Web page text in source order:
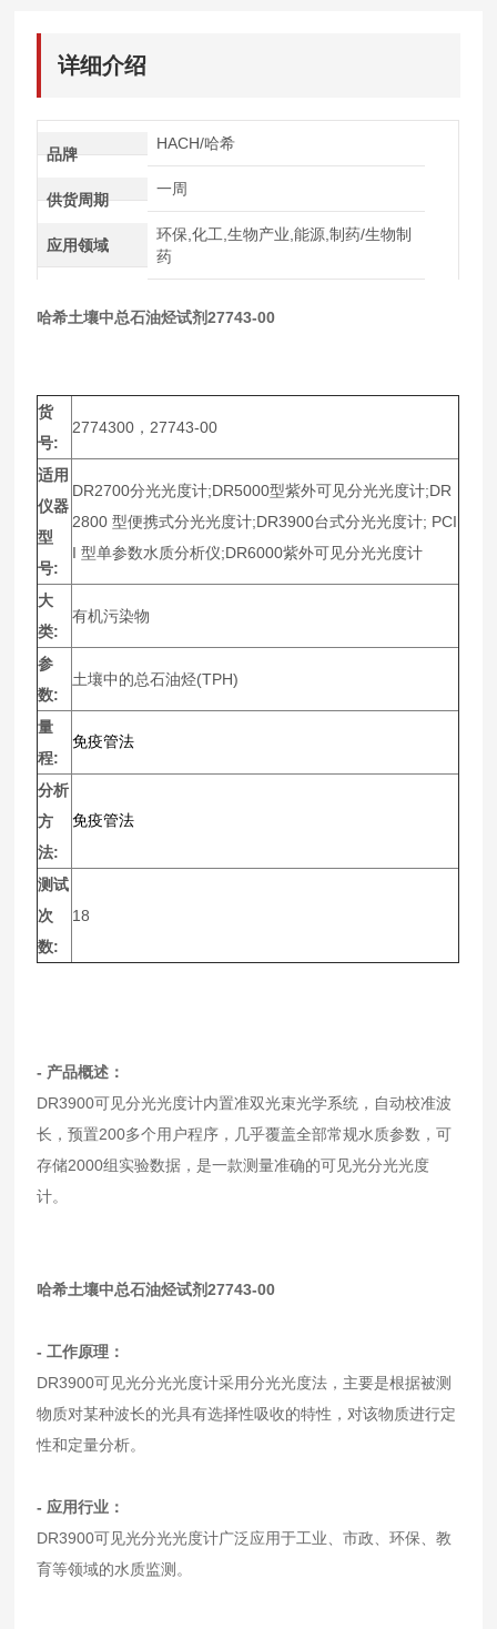
详细介绍
品牌
HACH/哈希
供货周期
一周
应用领域
环保,化工,生物产业,能源,制药/生物制
药
哈希土壤中总石油烃试剂27743-00
货
号:
2774300，27743-00
适用
仪器
型
号:
DR2700分光光度计;DR5000型紫外可见分光光度计;DR
2800 型便携式分光光度计;DR3900台式分光光度计; PCI
I 型单参数水质分析仪;DR6000紫外可见分光光度计
大
类:
有机污染物
参
数:
土壤中的总石油烃(TPH)
量
程:
免疫管法
分析
方
法:
免疫管法
测试
次
数:
18
- 产品概述：
DR3900可见分光光度计内置准双光束光学系统，自动校准波
长，预置200多个用户程序，几乎覆盖全部常规水质参数，可
存储2000组实验数据，是一款测量准确的可见光分光光度
计。
哈希土壤中总石油烃试剂27743-00
- 工作原理：
DR3900可见光分光光度计采用分光光度法，主要是根据被测
物质对某种波长的光具有选择性吸收的特性，对该物质进行定
性和定量分析。
- 应用行业：
DR3900可见光分光光度计广泛应用于工业、市政、环保、教
育等领域的水质监测。